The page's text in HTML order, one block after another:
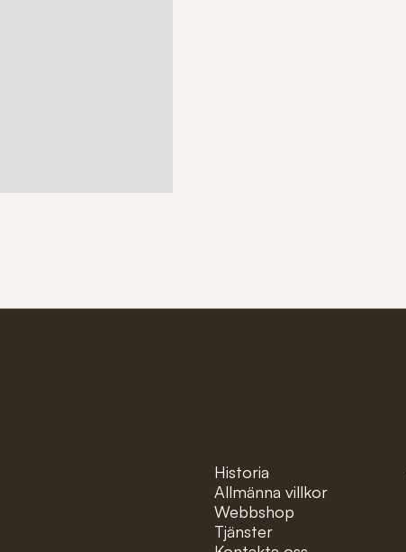
Historia
Allmänna villkor
Webbshop
Tjänster